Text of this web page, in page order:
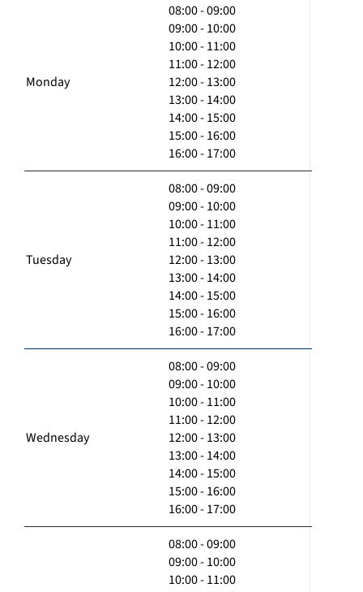
Monday
08:00 - 09:00
09:00 - 10:00
10:00 - 11:00
11:00 - 12:00
12:00 - 13:00
13:00 - 14:00
14:00 - 15:00
15:00 - 16:00
16:00 - 17:00
Tuesday
08:00 - 09:00
09:00 - 10:00
10:00 - 11:00
11:00 - 12:00
12:00 - 13:00
13:00 - 14:00
14:00 - 15:00
15:00 - 16:00
16:00 - 17:00
Wednesday
08:00 - 09:00
09:00 - 10:00
10:00 - 11:00
11:00 - 12:00
12:00 - 13:00
13:00 - 14:00
14:00 - 15:00
15:00 - 16:00
16:00 - 17:00
08:00 - 09:00
09:00 - 10:00
10:00 - 11:00